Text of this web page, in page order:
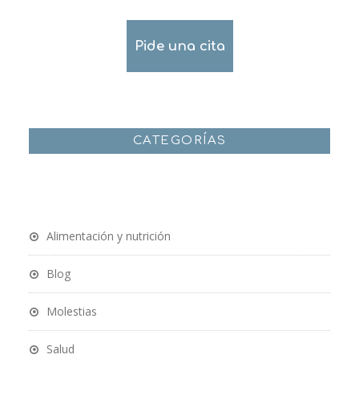
Pide una cita
CATEGORÍAS
Alimentación y nutrición
Blog
Molestias
Salud